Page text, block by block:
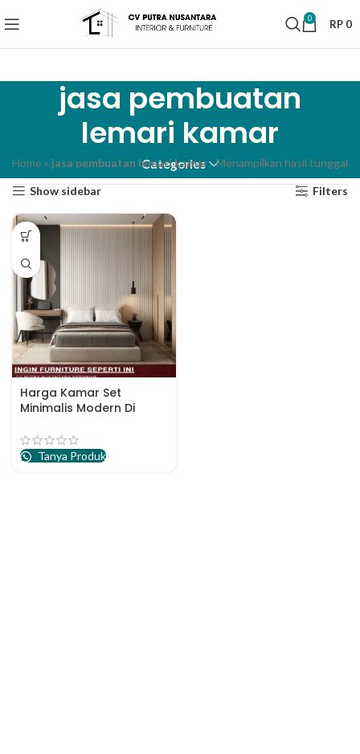
0 RP 0
jasa pembuatan
lemari kamar
Categories
Home» jasa pembuatan lemari kamar Menampilkan hasil tunggal
Show sidebar Filters
Harga Kamar Set
Minimalis Modern Di
Tanya Produk